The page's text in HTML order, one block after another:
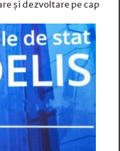
și dezvoltare pe cap